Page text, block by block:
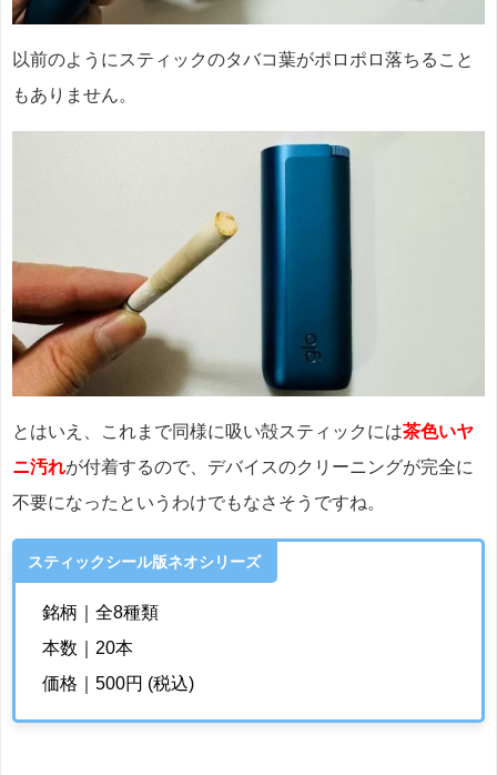
以前のようにスティックのタバコ葉がポロポロ落ちること
もありません。
とはいえ、これまで同様に吸い殻スティックには茶色いヤ
ニ汚れが付着するので、デバイスのクリーニングが完全に
不要になったというわけでもなさそうですね。
スティックシール版ネオシリーズ
銘柄｜全8種類
本数｜20本
価格｜500円 (税込)